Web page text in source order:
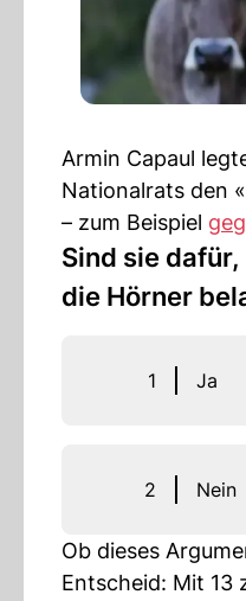
Armin Capaul
Nationalrats den
– zum Beispiel
Sind sie
die Hörner
1 Ja
2 Nein
Ob dieses
Entscheid: Mit 13